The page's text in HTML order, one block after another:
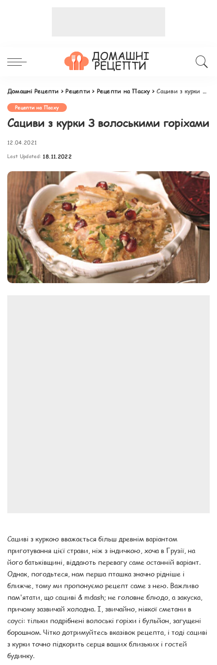
Домашні Рецепти >Рецепти > Рецепти на Пасху>Сациви з курки З волоськими горіхами
Рецепти на Пасху
Сациви з курки З волоськими горіхами
12.04.2021
Last Updated: 18.11.2022
Сациві з куркою вважається більш древнім варіантом
приготування цієї страви, ніж з індичкою, хоча в Грузії, на
його батьківщині, віддають перевагу саме останній варіант.
Однак, погодьтеся, нам перша пташка значно рідніше і
ближче, тому ми пропонуємо рецепт саме з нею. Важливо
пам'ятати, що сациві & mdash; не головне блюдо, а закуска,
причому зазвичай холодна. І, звичайно, ніякої сметани в
соусі: тільки подрібнені волоські горіхи і бульйон, загущені
борошном. Чітко дотримуйтесь вказівок рецепта, і тоді сациві
з курки точно підкорить серця ваших близьких і гостей
будинку.